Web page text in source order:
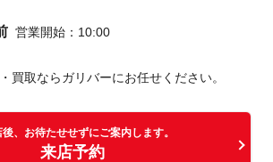
営業開始 ： 10:00
買取ならガリバーにお任せください。
後、お待たせせずにご案内します。
来店予約